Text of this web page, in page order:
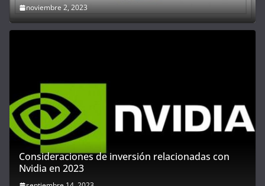
noviembre 2, 2023
Consideraciones de inversión relacionadas con
Nvidia en 2023